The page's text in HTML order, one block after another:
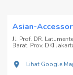
Asian-
Jl. Prof. DR.
Barat. Prov. DKI
Lihat Google